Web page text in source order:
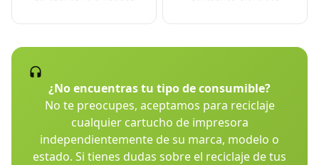
¿No encuentras tu tipo de consumible?
No te preocupes, aceptamos para reciclaje
cualquier cartucho de impresora
independientemente de su marca, modelo o
estado. Si tienes dudas sobre el reciclaje de tus